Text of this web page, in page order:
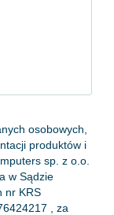
osobowych,
produktów i
sp. z o.o.
w Sądzie
nr KRS
, za